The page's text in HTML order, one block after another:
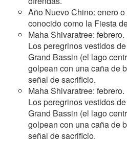
Año Nuevo Chino: enero o
conocido como la Fiesta
Maha Shivaratree:
Los peregrinos vestidos
Grand Bassin (el lago
golpean con una caña de
señal de sacrificio.
Maha Shivaratree:
Los peregrinos vestidos
Grand Bassin (el lago
golpean con una caña de
señal de sacrificio.